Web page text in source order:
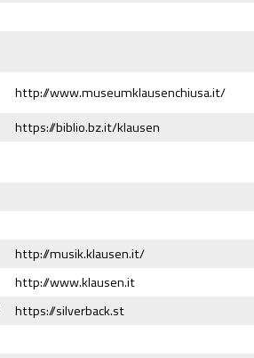
http://www.museumklausenchiusa.it/
https://biblio.bz.it/klausen
http://musik.klausen.it/
http://www.klausen.it
https://silverback.st